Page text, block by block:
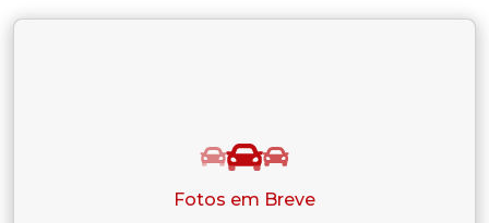
Fotos em Breve